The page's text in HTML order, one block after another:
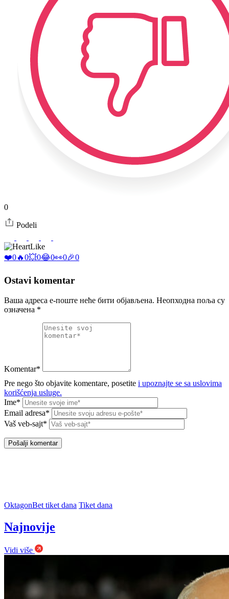
0
Podeli
Like
❤️0🔥0💥0😂0👀0🎉0
Ostavi komentar
Ваша адреса е-поште неће бити објављена. Неопходна поља су
означена *
Komentar*
Pre nego što objavite komentare, posetite i upoznajte se sa uslovima
korišćenja usluge.
Ime*
Email adresa*
Vaš veb-sajt*
OktagonBet tiket dana Tiket dana
Najnovije
Vidi više